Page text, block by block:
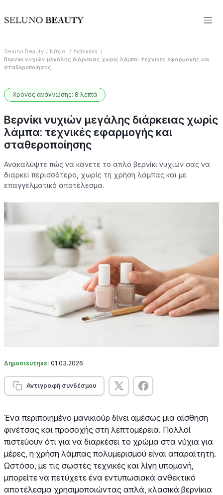
Seluno Beauty Νύχια
Διάρκεια
Βερνίκι νυχιών μεγάλης διάρκειας χωρίς λάμπα: τεχνικές εφαρμογής και
σταθεροποίησης
Χρόνος ανάγνωσης: 8 λεπτά
Βερνίκι νυχιών μεγάλης διάρκειας χωρίς
λάμπα: τεχνικές εφαρμογής και
σταθεροποίησης
Ανακαλύψτε πώς να κάνετε το απλό βερνίκι νυχιών σας να
διαρκεί περισσότερο, χωρίς τη χρήση λάμπας και με
επαγγελματικό αποτέλεσμα.
Δημοσιεύτηκε: 01.03.2026
Αντιγραφή συνδέσμου
Ένα περιποιημένο μανικιούρ δίνει αμέσως μια αίσθηση
φινέτσας και προσοχής στη λεπτομέρεια. Πολλοί
πιστεύουν ότι για να διαρκέσει το χρώμα στα νύχια για
μέρες, η χρήση λάμπας πολυμερισμού είναι απαραίτητη.
Ωστόσο, με τις σωστές τεχνικές και λίγη υπομονή,
μπορείτε να πετύχετε ένα εντυπωσιακά ανθεκτικό
αποτέλεσμα χρησιμοποιώντας απλά, κλασικά βερνίκια